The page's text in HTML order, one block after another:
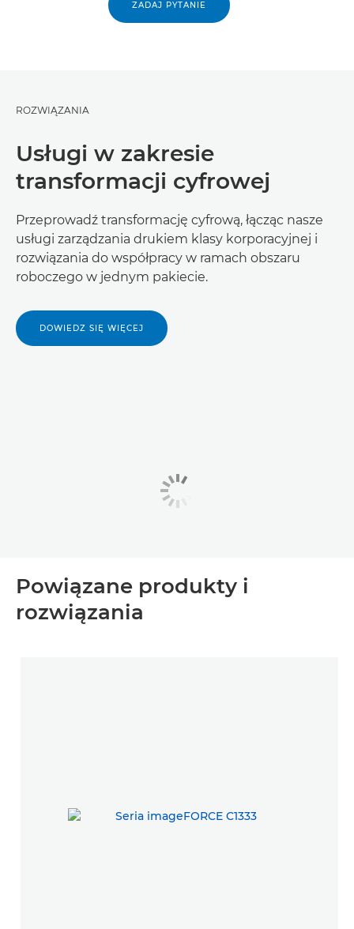
ZADAJ PYTANIE
ROZWIĄZANIA
Usługi w zakresie
transformacji cyfrowej
Przeprowadź transformację cyfrową, łącząc nasze
usługi zarządzania drukiem klasy korporacyjnej i
rozwiązania do współpracy w ramach obszaru
roboczego w jednym pakiecie.
DOWIEDZ SIĘ WIĘCEJ
Powiązane produkty i
rozwiązania